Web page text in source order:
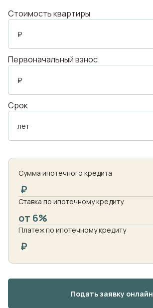
Стоимость квартиры
₽
Первоначальный взнос
₽
Срок
лет
Сумма ипотечного кредита
₽
Ставка по ипотечному кредиту
от 6%
Платеж по ипотечному кредиту
₽
Подать заявку онлайн